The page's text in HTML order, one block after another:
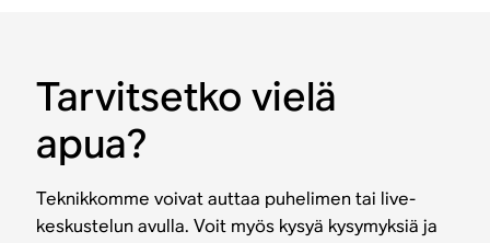
Tarvitsetko vielä
apua?
Teknikkomme voivat auttaa puhelimen tai live-
keskustelun avulla. Voit myös kysyä kysymyksiä ja